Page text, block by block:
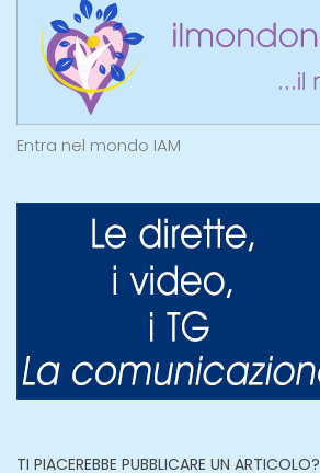
Entra nel mondo IAM
TI PIACEREBBE PUBBLICARE UN ARTICOLO?